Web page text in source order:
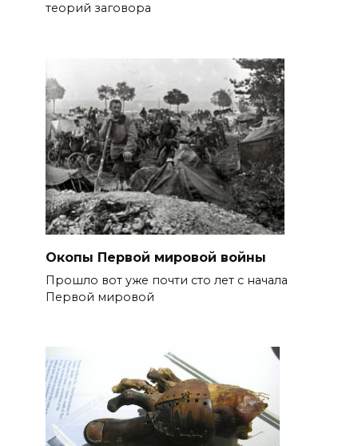
теорий заговора
Окопы Первой мировой войны
Прошло вот уже почти сто лет с начала
Первой мировой